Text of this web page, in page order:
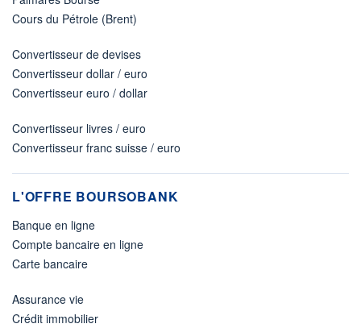
Cours du Pétrole (Brent)
Convertisseur de devises
Convertisseur dollar / euro
Convertisseur euro / dollar
Convertisseur livres / euro
Convertisseur franc suisse / euro
L'OFFRE BOURSOBANK
Banque en ligne
Compte bancaire en ligne
Carte bancaire
Assurance vie
Crédit immobilier